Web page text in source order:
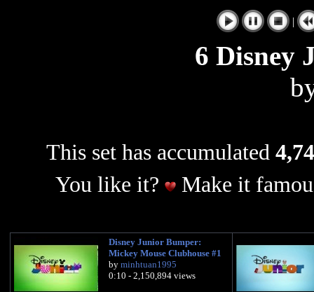
|
6 Disney
This set has accumulated
You like it?
Make it
Disney Junior Bumper:
Mickey Mouse Clubhouse #1
by minhtuan1995
0:10 - 2,150,894 views